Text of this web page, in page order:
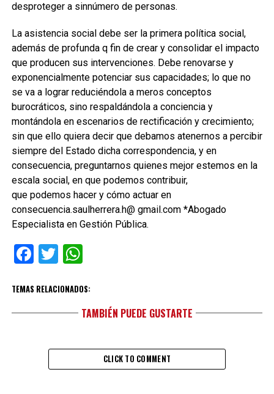
desproteger a sinnúmero de personas.
La asistencia social debe ser la primera política social,
además de profunda q fin de crear y consolidar el impacto
que producen sus intervenciones. Debe renovarse y
exponencialmente potenciar sus capacidades; lo que no
se va a lograr reduciéndola a meros conceptos
burocráticos, sino respaldándola a conciencia y
montándola en escenarios de rectificación y crecimiento;
sin que ello quiera decir que debamos atenernos a percibir
siempre del Estado dicha correspondencia, y en
consecuencia, preguntarnos quienes mejor estemos en la
escala social, en que podemos contribuir,
que podemos hacer y cómo actuar en
consecuencia.saulherrera.h@ gmail.com *Abogado
Especialista en Gestión Pública.
Facebook
TwitterWhatsApp
TEMAS RELACIONADOS:
TAMBIÉN PUEDE GUSTARTE
CLICK TO COMMENT